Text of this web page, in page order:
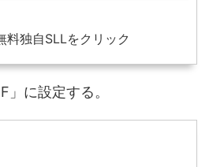
独自SLLをクリック
」に設定する。